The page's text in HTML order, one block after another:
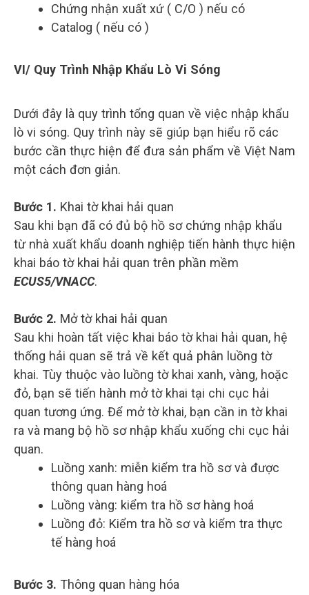
Chứng nhận xuất xứ ( C/O ) nếu có
Catalog ( nếu có )
VI/ Quy Trình Nhập Khẩu Lò Vi Sóng
Dưới đây là quy trình tổng quan về việc nhập khẩu
lò vi sóng. Quy trình này sẽ giúp bạn hiểu rõ các
bước cần thực hiện để đưa sản phẩm về Việt Nam
một cách đơn giản.
Bước 1. Khai tờ khai hải quan
Sau khi bạn đã có đủ bộ hồ sơ chứng nhập khẩu
từ nhà xuất khẩu doanh nghiệp tiến hành thực hiện
khai báo tờ khai hải quan trên phần mềm
ECUS5/VNACC.
Bước 2. Mở tờ khai hải quan
Sau khi hoàn tất việc khai báo tờ khai hải quan, hệ
thống hải quan sẽ trả về kết quả phân luồng tờ
khai. Tùy thuộc vào luồng tờ khai xanh, vàng, hoặc
đỏ, bạn sẽ tiến hành mở tờ khai tại chi cục hải
quan tương ứng. Để mở tờ khai, bạn cần in tờ khai
ra và mang bộ hồ sơ nhập khẩu xuống chi cục hải
quan.
Luồng xanh: miễn kiểm tra hồ sơ và được
thông quan hàng hoá
Luồng vàng: kiểm tra hồ sơ hàng hoá
Luồng đỏ: Kiểm tra hồ sơ và kiểm tra thực
tế hàng hoá
Bước 3. Thông quan hàng hóa